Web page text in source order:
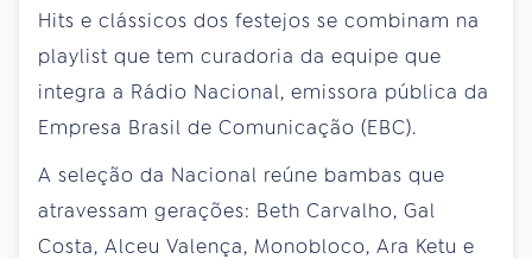
Hits e clássicos dos festejos se combinam na
playlist que tem curadoria da equipe que
integra a Rádio Nacional, emissora pública da
Empresa Brasil de Comunicação (EBC).
A seleção da Nacional reúne bambas que
atravessam gerações: Beth Carvalho, Gal
Costa, Alceu Valença, Monobloco, Ara Ketu e